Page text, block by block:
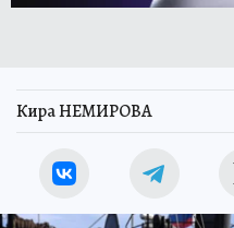
Кира НЕМИРОВА